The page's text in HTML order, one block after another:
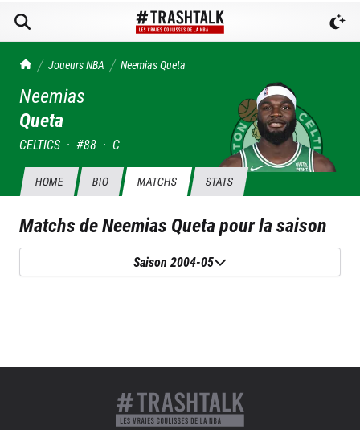
TrashTalk Actu NBA
Joueurs NBA NeemiasQueta
Neemias
Queta
CELTICS · #88 · C
HOME BIO MATCHS STATS
Matchs deNeemias Quetapour la saison
Saison 2004-05